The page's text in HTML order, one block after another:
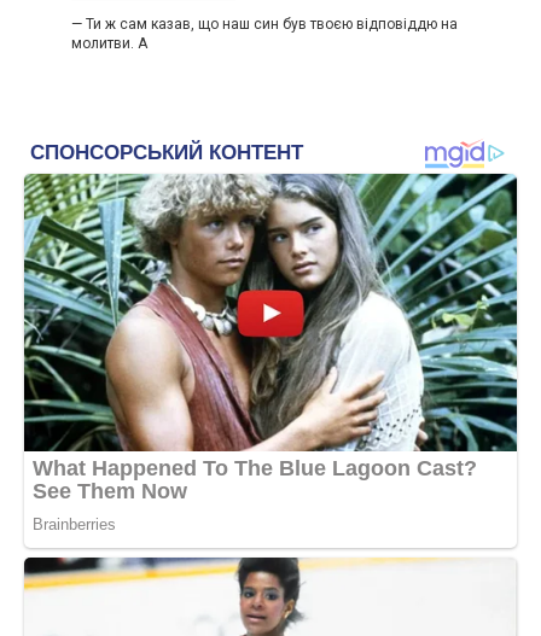
— Ти ж сам казав, що наш син був твоєю відповіддю на
молитви. А